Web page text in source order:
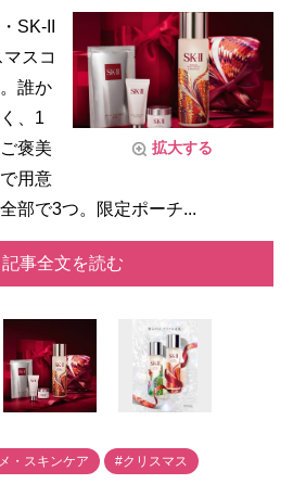
拡大する
SK-II
スコ
誰か
、1
褒美
用意
部で3つ。限定ポーチ...
記事全文を読む
・スキンケア #クリスマス